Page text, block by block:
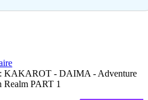
- DAIMA - Adventure
Realm PART 1